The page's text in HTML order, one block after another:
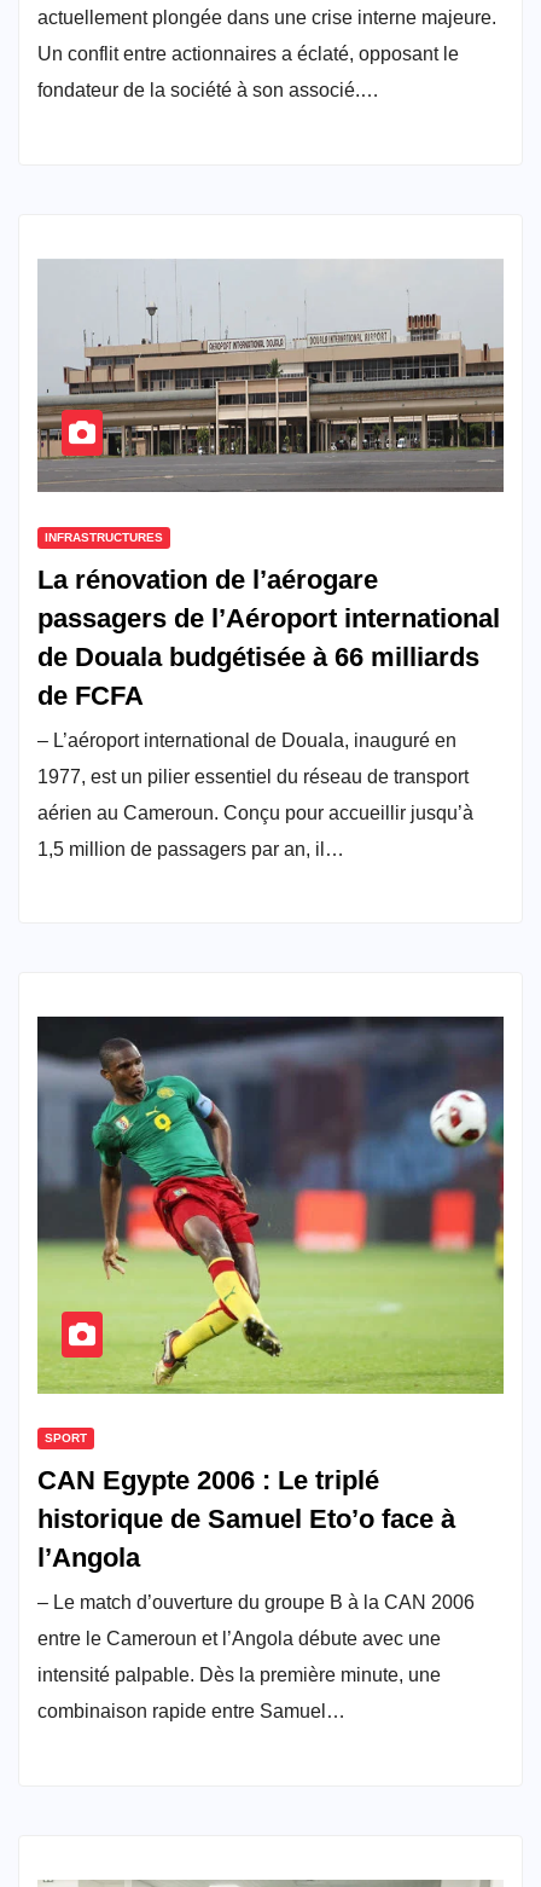
actuellement plongée dans une crise interne majeure.
Un conflit entre actionnaires a éclaté, opposant le
fondateur de la société à son associé.…
INFRASTRUCTURES
La rénovation de l’aérogare
passagers de l’Aéroport international
de Douala budgétisée à 66 milliards
de FCFA
– L’aéroport international de Douala, inauguré en
1977, est un pilier essentiel du réseau de transport
aérien au Cameroun. Conçu pour accueillir jusqu’à
1,5 million de passagers par an, il…
SPORT
CAN Egypte 2006 : Le triplé
historique de Samuel Eto’o face à
l’Angola
– Le match d’ouverture du groupe B à la CAN 2006
entre le Cameroun et l’Angola débute avec une
intensité palpable. Dès la première minute, une
combinaison rapide entre Samuel…